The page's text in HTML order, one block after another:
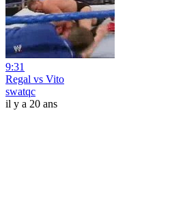
9:31
Regal vs Vito
swatqc
il y a 20 ans